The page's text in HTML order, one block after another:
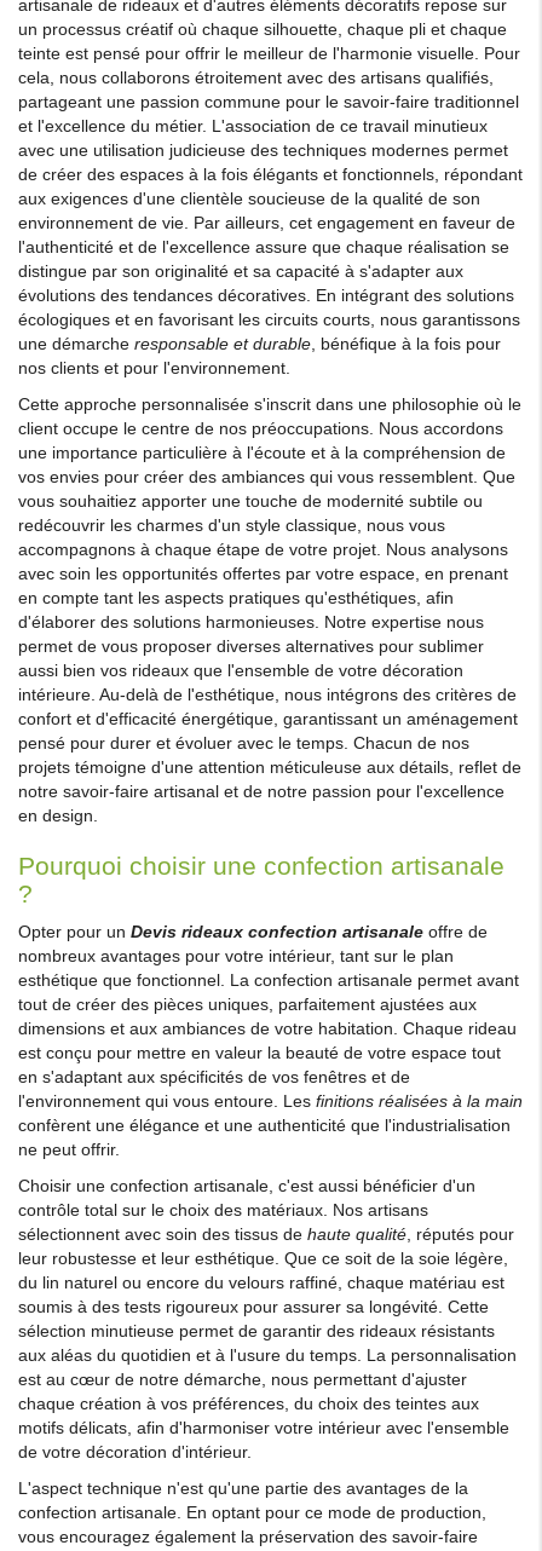
artisanale de rideaux et d'autres éléments décoratifs repose sur
un processus créatif où chaque silhouette, chaque pli et chaque
teinte est pensé pour offrir le meilleur de l'harmonie visuelle. Pour
cela, nous collaborons étroitement avec des artisans qualifiés,
partageant une passion commune pour le savoir-faire traditionnel
et l'excellence du métier. L'association de ce travail minutieux
avec une utilisation judicieuse des techniques modernes permet
de créer des espaces à la fois élégants et fonctionnels, répondant
aux exigences d'une clientèle soucieuse de la qualité de son
environnement de vie. Par ailleurs, cet engagement en faveur de
l'authenticité et de l'excellence assure que chaque réalisation se
distingue par son originalité et sa capacité à s'adapter aux
évolutions des tendances décoratives. En intégrant des solutions
écologiques et en favorisant les circuits courts, nous garantissons
une démarche responsable et durable, bénéfique à la fois pour
nos clients et pour l'environnement.
Cette approche personnalisée s'inscrit dans une philosophie où le
client occupe le centre de nos préoccupations. Nous accordons
une importance particulière à l'écoute et à la compréhension de
vos envies pour créer des ambiances qui vous ressemblent. Que
vous souhaitiez apporter une touche de modernité subtile ou
redécouvrir les charmes d'un style classique, nous vous
accompagnons à chaque étape de votre projet. Nous analysons
avec soin les opportunités offertes par votre espace, en prenant
en compte tant les aspects pratiques qu'esthétiques, afin
d'élaborer des solutions harmonieuses. Notre expertise nous
permet de vous proposer diverses alternatives pour sublimer
aussi bien vos rideaux que l'ensemble de votre décoration
intérieure. Au-delà de l'esthétique, nous intégrons des critères de
confort et d'efficacité énergétique, garantissant un aménagement
pensé pour durer et évoluer avec le temps. Chacun de nos
projets témoigne d'une attention méticuleuse aux détails, reflet de
notre savoir-faire artisanal et de notre passion pour l'excellence
en design.
Pourquoi choisir une confection artisanale
?
Opter pour un Devis rideaux confection artisanale offre de
nombreux avantages pour votre intérieur, tant sur le plan
esthétique que fonctionnel. La confection artisanale permet avant
tout de créer des pièces uniques, parfaitement ajustées aux
dimensions et aux ambiances de votre habitation. Chaque rideau
est conçu pour mettre en valeur la beauté de votre espace tout
en s'adaptant aux spécificités de vos fenêtres et de
l'environnement qui vous entoure. Les finitions réalisées à la main
confèrent une élégance et une authenticité que l'industrialisation
ne peut offrir.
Choisir une confection artisanale, c'est aussi bénéficier d'un
contrôle total sur le choix des matériaux. Nos artisans
sélectionnent avec soin des tissus de haute qualité, réputés pour
leur robustesse et leur esthétique. Que ce soit de la soie légère,
du lin naturel ou encore du velours raffiné, chaque matériau est
soumis à des tests rigoureux pour assurer sa longévité. Cette
sélection minutieuse permet de garantir des rideaux résistants
aux aléas du quotidien et à l'usure du temps. La personnalisation
est au cœur de notre démarche, nous permettant d'ajuster
chaque création à vos préférences, du choix des teintes aux
motifs délicats, afin d'harmoniser votre intérieur avec l'ensemble
de votre décoration d'intérieur.
L'aspect technique n'est qu'une partie des avantages de la
confection artisanale. En optant pour ce mode de production,
vous encouragez également la préservation des savoir-faire